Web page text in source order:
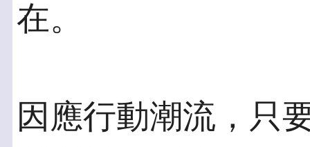
在。
因應行動潮流，只